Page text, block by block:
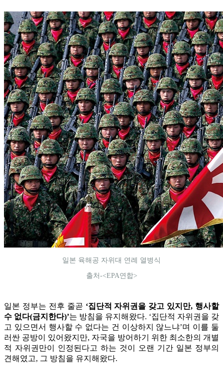
일본 육해공 자위대 연례 열병식
출처-<EPA연합>
일본 정부는 전후 줄곧 ‘집단적 자위권을 갖고 있지만, 행사할
수 없다(금지한다)’는 방침을 유지해왔다. ‘집단적 자위권을 갖
고 있으면서 행사할 수 없다는 건 이상하지 않느냐’며 이를 둘
러싼 공방이 있어왔지만, 자국을 방어하기 위한 최소한의 개별
적 자위권만이 인정된다고 하는 것이 오랜 기간 일본 정부의
견해였고, 그 방침을 유지해왔다.